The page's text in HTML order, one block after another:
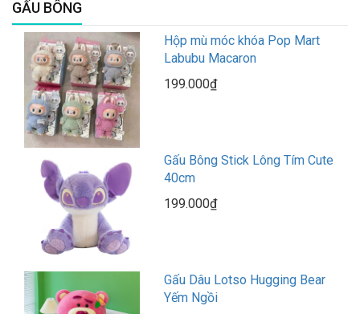
GẤU BÔNG
Hộp mù móc khóa Pop Mart
Labubu Macaron
199.000₫
Gấu Bông Stick Lông Tím Cute
40cm
199.000₫
Gấu Dâu Lotso Hugging Bear
Yếm Ngồi